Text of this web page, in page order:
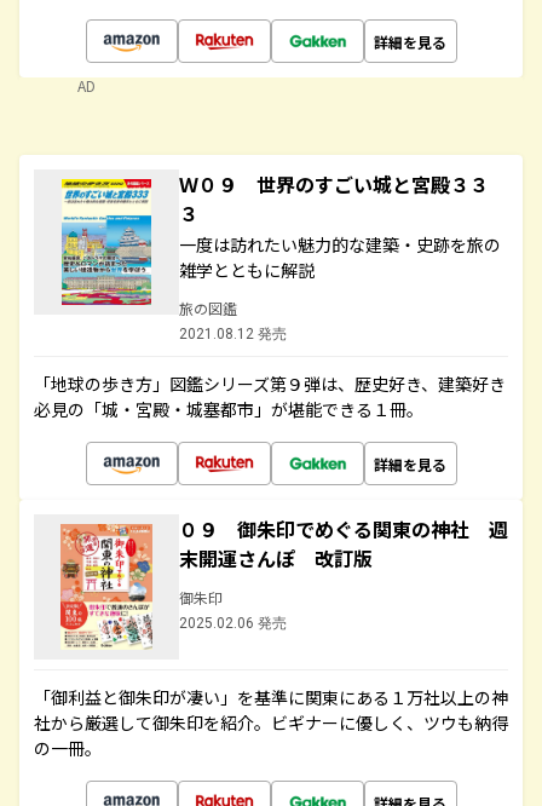
詳細を見る
AD
Ｗ０９ 世界のすごい城と宮殿３３
３
一度は訪れたい魅力的な建築・史跡を旅の
雑学とともに解説
旅の図鑑
2021.08.12 発売
「地球の歩き方」図鑑シリーズ第９弾は、歴史好き、建築好き
必見の「城・宮殿・城塞都市」が堪能できる１冊。
詳細を見る
０９ 御朱印でめぐる関東の神社 週
末開運さんぽ 改訂版
御朱印
2025.02.06 発売
「御利益と御朱印が凄い」を基準に関東にある１万社以上の神
社から厳選して御朱印を紹介。ビギナーに優しく、ツウも納得
の一冊。